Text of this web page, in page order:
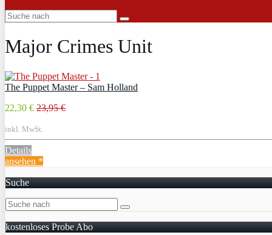
Major Crimes Unit
The Puppet Master – Sam Holland
22,30 € 23,95 €
inkl. MwSt.
Details
ansehen *
Suche
kostenloses Probe Abo